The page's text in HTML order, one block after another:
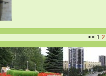
<< 1 2